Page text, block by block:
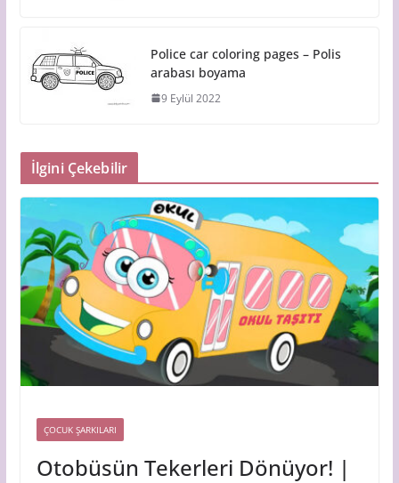
Police car coloring pages – Polis
arabası boyama
9 Eylül 2022
İlgini Çekebilir
ÇOCUK ŞARKILARI
Otobüsün Tekerleri Dönüyor! |